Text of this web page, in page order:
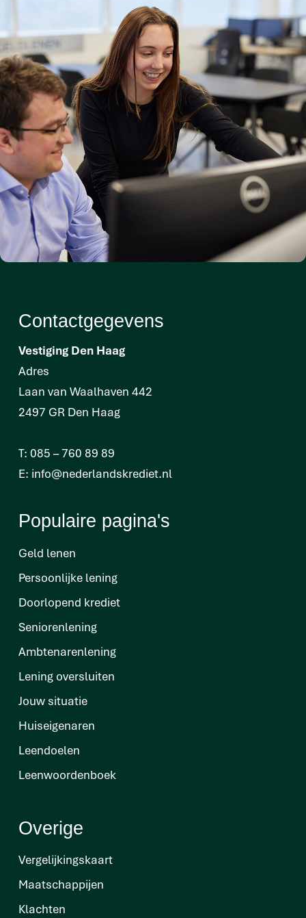
Contactgegevens
Vestiging Den Haag
Adres
Laan van Waalhaven 442
2497 GR Den Haag
T: 085 – 760 89 89
E: info@nederlandskrediet.nl
Populaire pagina's
Geld lenen
Persoonlijke lening
Doorlopend krediet
Seniorenlening
Ambtenarenlening
Lening oversluiten
Jouw situatie
Huiseigenaren
Leendoelen
Leenwoordenboek
Overige
Vergelijkingskaart
Maatschappijen
Klachten